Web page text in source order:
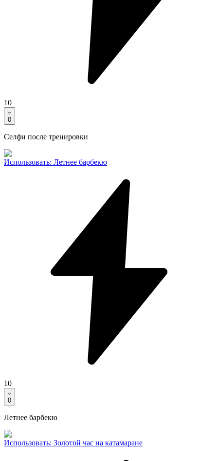
10
0
Селфи после тренировки
Использовать: Летнее барбекю
10
0
Летнее барбекю
Использовать: Золотой час на катамаране